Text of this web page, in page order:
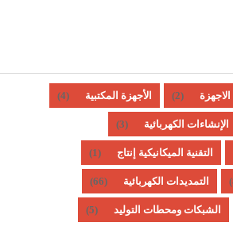
الاجهزة (2) الأجهزة المكتبية (4)
الإنشاءات الكهربائية (3)
التقنية الميكانيكية إنتاج (1)
التمديدات الكهربائية (66)
الشبكات ومحطات التوليد (5)